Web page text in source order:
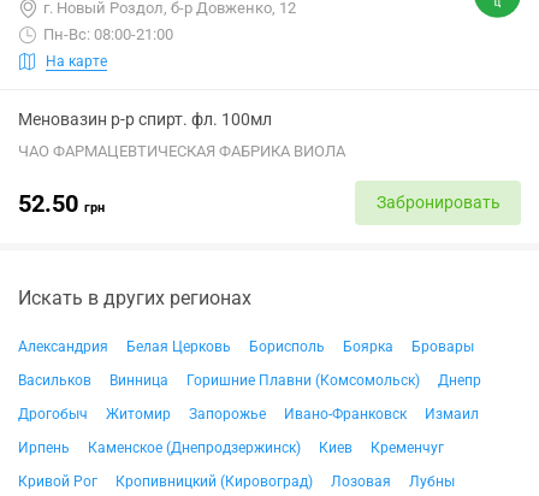
г. Новый Роздол, б-р Довженко, 12
Пн-Вс: 08:00-21:00
На карте
Меновазин р-р спирт. фл. 100мл
ЧАО ФАРМАЦЕВТИЧЕСКАЯ ФАБРИКА ВИОЛА
52.50 грн Забронировать
Искать в других регионах
Александрия Белая Церковь Борисполь Боярка
Бровары
Васильков
Винница Горишние Плавни (Комсомольск)
Днепр
Дрогобыч
Житомир Запорожье Ивано-Франковск
Измаил
Ирпень
Каменское (Днепродзержинск) Киев
Кременчуг
Кривой Рог
Кропивницкий (Кировоград) Лозовая
Лубны